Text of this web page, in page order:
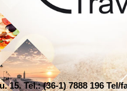
15. Tel.: (36-1) 7888 196 Tel/